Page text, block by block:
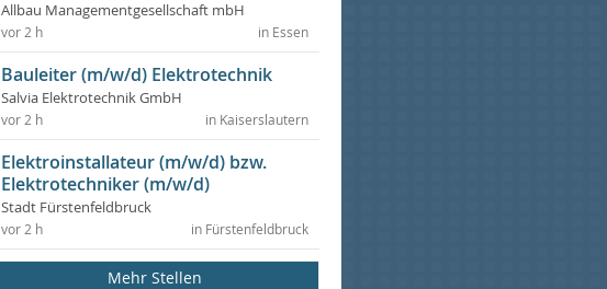
Allbau Managementgesellschaft mbH
in Essen
vor 2 h
Bauleiter (m/w/d) Elektrotechnik
Salvia Elektrotechnik GmbH
in Kaiserslautern
vor 2 h
Elektroinstallateur (m/w/d) bzw.
Elektrotechniker (m/w/d)
Stadt Fürstenfeldbruck
in Fürstenfeldbruck
vor 2 h
Mehr Stellen